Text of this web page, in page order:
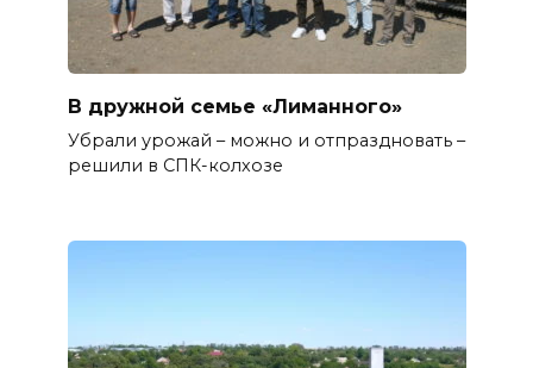
В дружной семье «Лиманного»
Убрали урожай – можно и отпраздновать –
решили в СПК-колхозе